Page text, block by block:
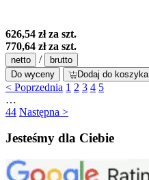
626,54 złza szt.
770,64 złza szt.
netto /
brutto
Do wyceny
Dodaj do koszyka
< Poprzednia 1 2 3 4 5
…
44 Następna >
Jesteśmy dla Ciebie